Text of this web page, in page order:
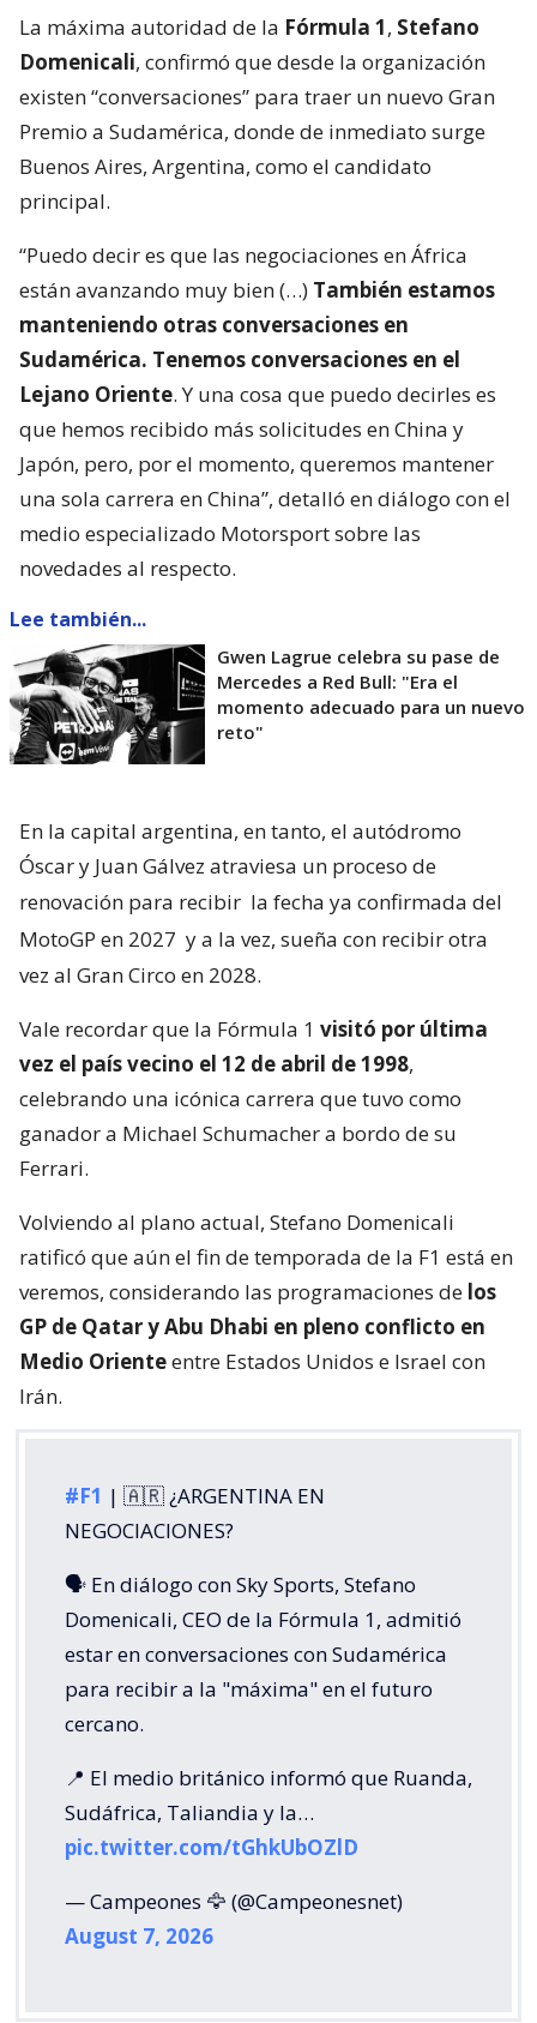
La máxima autoridad de la Fórmula 1, Stefano
Domenicali, confirmó que desde la organización
existen “conversaciones” para traer un nuevo Gran
Premio a Sudamérica, donde de inmediato surge
Buenos Aires, Argentina, como el candidato
principal.
“Puedo decir es que las negociaciones en África
están avanzando muy bien (…) También estamos
manteniendo otras conversaciones en
Sudamérica. Tenemos conversaciones en el
Lejano Oriente. Y una cosa que puedo decirles es
que hemos recibido más solicitudes en China y
Japón, pero, por el momento, queremos mantener
una sola carrera en China”, detalló en diálogo con el
medio especializado Motorsport sobre las
novedades al respecto.
Lee también...
Gwen Lagrue celebra su pase de
Mercedes a Red Bull: "Era el
momento adecuado para un nuevo
reto"
En la capital argentina, en tanto, el autódromo
Óscar y Juan Gálvez atraviesa un proceso de
renovación para recibir la fecha ya confirmada del
MotoGP en 2027 y a la vez, sueña con recibir otra
vez al Gran Circo en 2028.
Vale recordar que la Fórmula 1 visitó por última
vez el país vecino el 12 de abril de 1998,
celebrando una icónica carrera que tuvo como
ganador a Michael Schumacher a bordo de su
Ferrari.
Volviendo al plano actual, Stefano Domenicali
ratificó que aún el fin de temporada de la F1 está en
veremos, considerando las programaciones de los
GP de Qatar y Abu Dhabi en pleno conflicto en
Medio Orienteentre Estados Unidos e Israel con
Irán.
#F1 | 🇦🇷 ¿ARGENTINA EN
NEGOCIACIONES?
🗣️ En diálogo con Sky Sports, Stefano
Domenicali, CEO de la Fórmula 1, admitió
estar en conversaciones con Sudamérica
para recibir a la "máxima" en el futuro
cercano.
📍 El medio británico informó que Ruanda,
Sudáfrica, Taliandia y la…
pic.twitter.com/tGhkUbOZlD
— Campeones 🦅 (@Campeonesnet)
August 7, 2026